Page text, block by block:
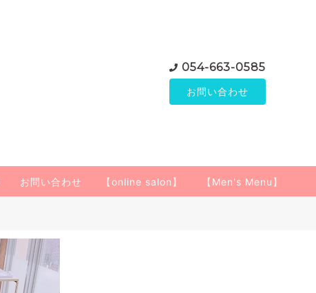
054-663-0585
お問い合わせ
お問い合わせ 【online salon】 【Men's Menu】